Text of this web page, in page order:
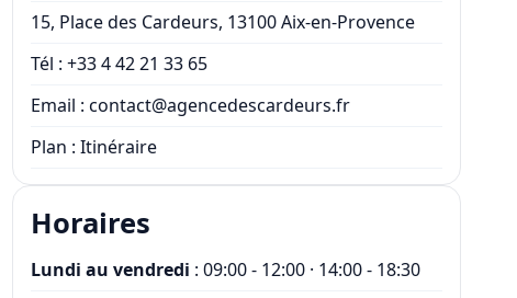
15, Place des Cardeurs, 13100 Aix-en-Provence
Tél :+33 4 42 21 33 65
Email :contact@agencedescardeurs.fr
Plan :Itinéraire
Horaires
Lundi au vendredi : 09:00 - 12:00 · 14:00 - 18:30